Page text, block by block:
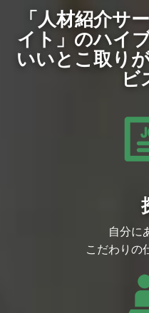
【クライアント・
英語によるクライ
海外拠点や外資
会議、業務進捗
グローバル・マー
ユーザーの声を収
おける課題や改
収支・売上管理
事業としての採算
PR）
・外部開発会社・
ディレクション
・事業方針に基
ードマップの策定
【ポジションの魅
・事業の技術トッ
特定タイトルの
（技術責任者候
織戦略など事業
・ゼロから組織を
既存組織の運営
の土台づくりか
AI導入や業務改
産性向上に大き
【開発・運用タ
・『テルマエ・
人気漫画IP『テ
・『ゲゲゲの鬼太
人気アニメ/漫画
題材とした、横
現在、組織には
バーが続々と合
し、単なる営業
「ビジネスパー
インドセット）」
営業職へと引き上
チームマネジメ
メンバーへの教育
課題解決型営業
ス） ： 重要クラ
ントプランニン
管理、新規開拓
対外的な折衝 ：
ション構築
【部長からのメ
織の“次の形”をつ
???? このポジシ
「人材紹介サ
イト」のハイ
いいとこ取り
ビ
自分に
こだわりの